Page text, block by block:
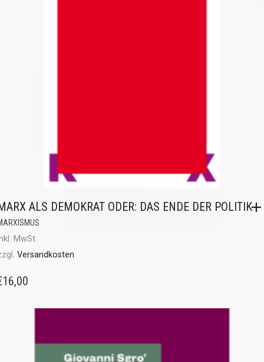
ALS DEMOKRAT ODER: DAS ENDE DER POLITIK
MwSt.
Versandkosten
16,00